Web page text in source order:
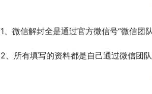
1、微信解封全是通过官方微信号“微信团
2、所有填写的资料都是自己通过微信团